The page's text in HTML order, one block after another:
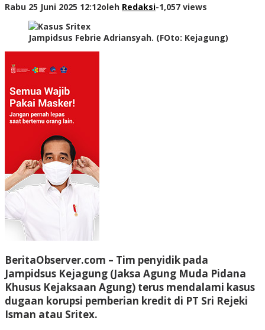
Rabu 25 Juni 2025 12:12oleh Redaksi-1,057 views
Jampidsus Febrie Adriansyah. (FOto: Kejagung)
BeritaObserver.com – Tim penyidik pada
Jampidsus Kejagung (Jaksa Agung Muda Pidana
Khusus Kejaksaan Agung) terus mendalami kasus
dugaan korupsi pemberian kredit di PT Sri Rejeki
Isman atau Sritex.